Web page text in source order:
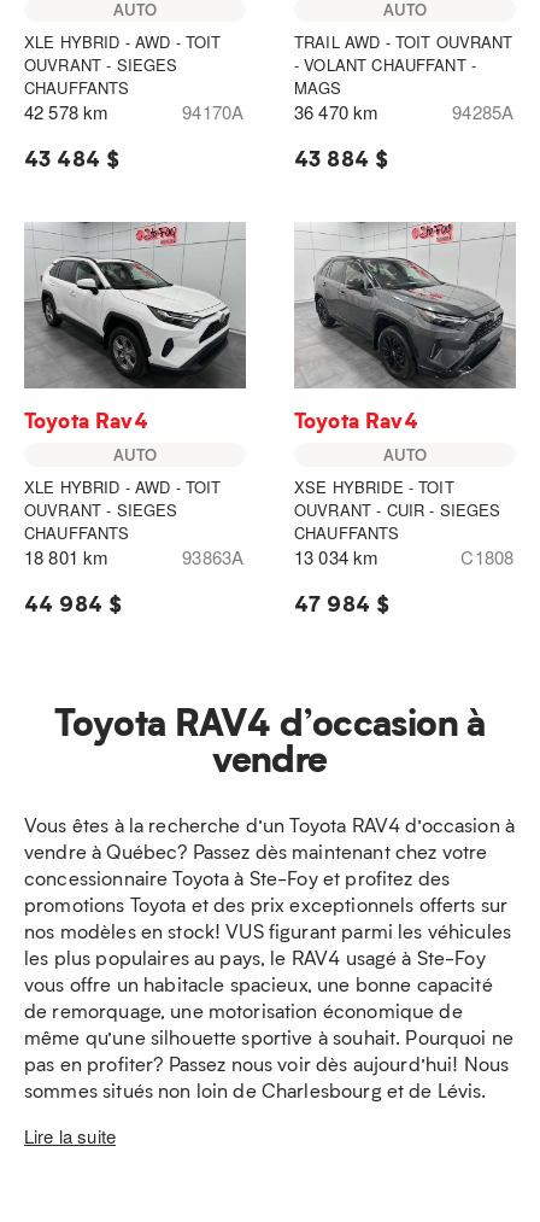
AUTO
XLE HYBRID - AWD - TOIT
OUVRANT - SIEGES
CHAUFFANTS
42 578 km 94170A
43 484 $
AUTO
TRAIL AWD - TOIT OUVRANT
- VOLANT CHAUFFANT -
MAGS
36 470 km 94285A
43 884 $
Toyota Rav4
AUTO
XLE HYBRID - AWD - TOIT
OUVRANT - SIEGES
CHAUFFANTS
18 801 km 93863A
44 984 $
Toyota Rav4
AUTO
XSE HYBRIDE - TOIT
OUVRANT - CUIR - SIEGES
CHAUFFANTS
13 034 km C1808
47 984 $
Toyota RAV4 d’occasion à
vendre
Vous êtes à la recherche d’un Toyota RAV4 d’occasion à
vendre à Québec? Passez dès maintenant chez votre
concessionnaire Toyota à Ste-Foy et profitez des
promotions Toyota et des prix exceptionnels offerts sur
nos modèles en stock! VUS figurant parmi les véhicules
les plus populaires au pays, le RAV4 usagé à Ste-Foy
vous offre un habitacle spacieux, une bonne capacité
de remorquage, une motorisation économique de
même qu’une silhouette sportive à souhait. Pourquoi ne
pas en profiter? Passez nous voir dès aujourd’hui! Nous
sommes situés non loin de Charlesbourg et de Lévis.
Lire la suite